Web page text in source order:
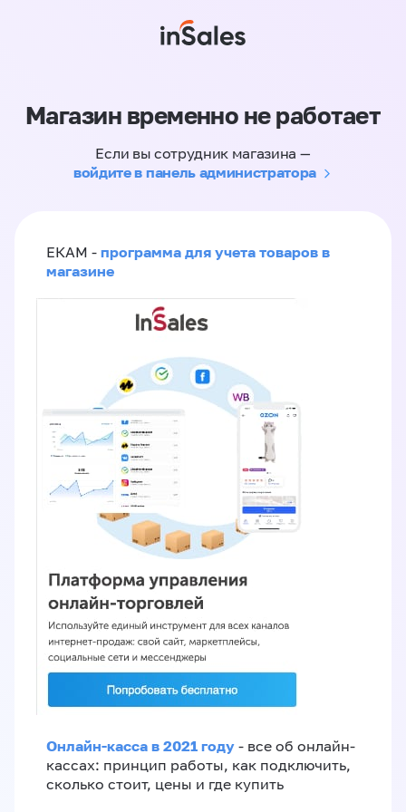
Магазин временно не работает
Если вы сотрудник магазина —
войдите в панель администратора
ЕКАМ - программа для учета товаров в
магазине
Онлайн-касса в 2021 году - все об онлайн-
кассах: принцип работы, как подключить,
сколько стоит, цены и где купить